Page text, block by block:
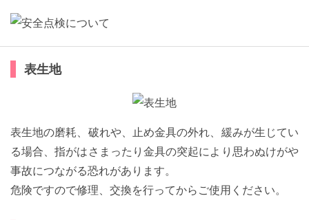
表生地
表生地の磨耗、破れや、止め金具の外れ、緩みが生じてい
る場合、指がはさまったり金具の突起により思わぬけがや
事故につながる恐れがあります。
危険ですので修理、交換を行ってからご使用ください。